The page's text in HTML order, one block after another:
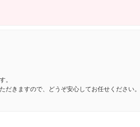
。
きますので、どうぞ安心してお任せください。